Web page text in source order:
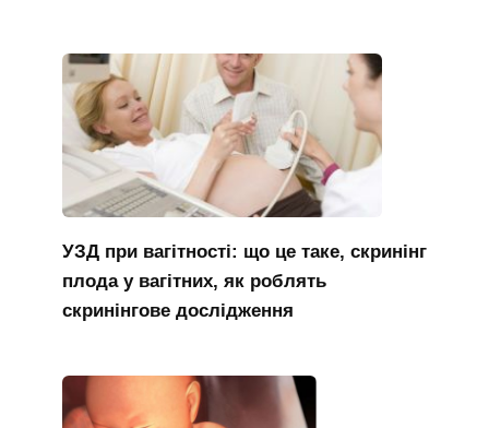
УЗД при вагітності: що це таке, скринінг
плода у вагітних, як роблять
скринінгове дослідження